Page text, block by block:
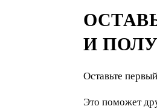
И
Оставьте
Это поможет